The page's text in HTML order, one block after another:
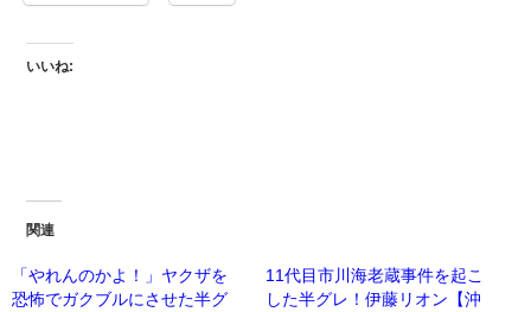
いいね:
関連
「やれんのかよ！」ヤクザを
恐怖でガクブルにさせた半グ
11代目市川海老蔵事件を起こ
した半グレ！伊藤リオン【沖